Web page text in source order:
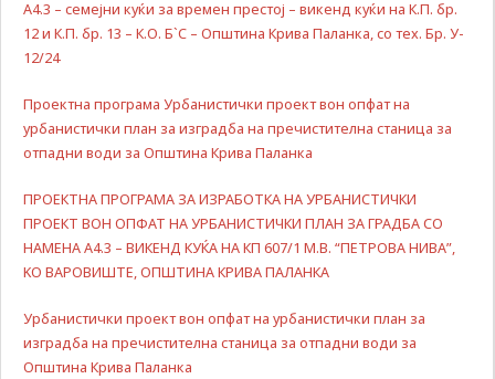
А4.3 – семејни куќи за времен престој – викенд куќи на К.П. бр.
12 и К.П. бр. 13 – К.О. Б`С – Општина Крива Паланка, со тех. Бр. У-
12/24
Проектна програма Урбанистички проект вон опфат на
урбанистички план за изградба на пречистителна станица за
отпадни води за Општина Крива Паланка
ПРОЕКТНА ПРОГРАМА ЗА ИЗРАБОТКА НА УРБАНИСТИЧКИ
ПРОЕКТ ВОН ОПФАТ НА УРБАНИСТИЧКИ ПЛАН ЗА ГРАДБА СО
НАМЕНА А4.3 – ВИКЕНД КУЌА НА КП 607/1 М.В. “ПЕТРОВА НИВА”,
KO ВАРОВИШТЕ, ОПШТИНА КРИВА ПАЛАНКА
Урбанистички проект вон опфат на урбанистички план за
изградба на пречистителна станица за отпадни води за
Општина Крива Паланка
possible
during your
cookies,
will
from the
website.
By sharing
your